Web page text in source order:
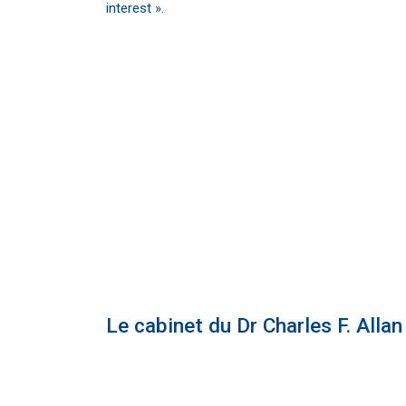
interest ».
Le cabinet du Dr Charles F.